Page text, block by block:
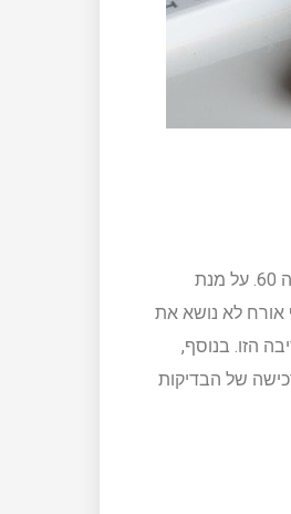
כידוע, מגפת הקורונה הובילה למותם של אלפי בני אדם, רובם מבוגרים שחצו את גיל ה 60. על מנת
אורח לא נושא את
הזו. בנוסף,
של הבדיקות